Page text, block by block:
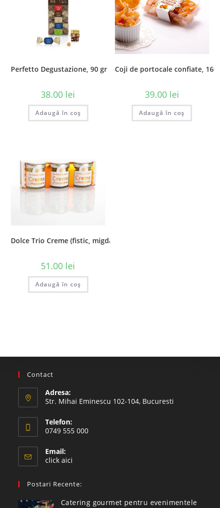
Perfetto Degustazione, 90 gr
38.00 lei
Adaugă în coș
Coji de portocale confiate, 160
39.00 lei
Adaugă în coș
Dolce Trio Creme (fistic, migdale si ciocolata), 120 gr
51.00 lei
Adaugă în coș
Contact
Adresa:
Str. Mihai Eminescu 102-104, Bucuresti
Telefon:
0749 555 000
Email:
click aici
Postari Recente:
Catering gourmet pentru evenimentele